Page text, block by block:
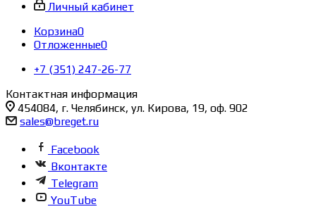
Личный кабинет
Корзина0
Отложенные0
+7 (351) 247-26-77
Контактная информация
454084, г. Челябинск, ул. Кирова, 19, оф. 902
sales@breget.ru
Facebook
Вконтакте
Telegram
YouTube